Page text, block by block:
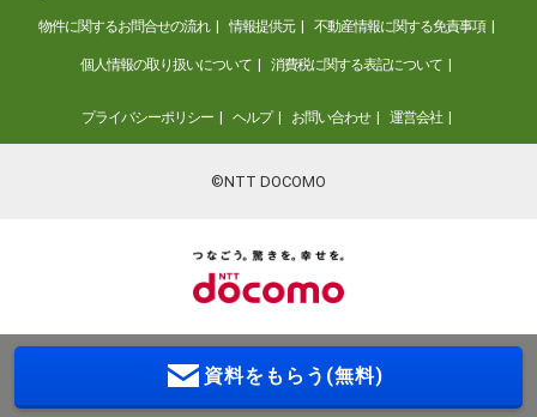
物件に関するお問合せの流れ 情報提供元 不動産情報に関する免責事項
個人情報の取り扱いについて 消費税に関する表記について
プライバシーポリシー ヘルプ お問い合わせ 運営会社
©NTT DOCOMO
資料をもらう(無料)